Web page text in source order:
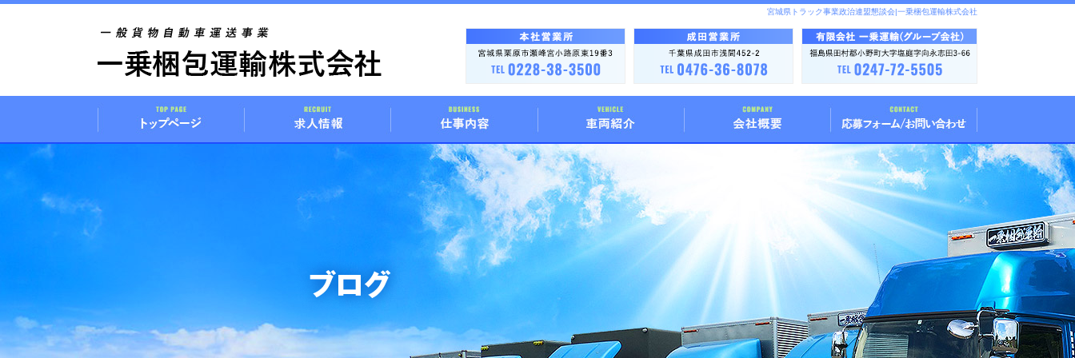
宮城県トラック事業政治連盟懇談会|一乗梱包運輸株式会社